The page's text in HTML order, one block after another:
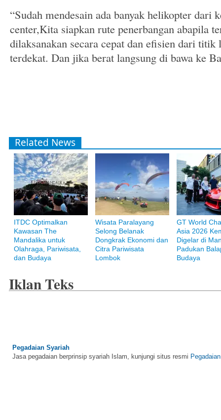
“Sudah mendesain ada banyak helikopter dari
center,Kita siapkan rute penerbangan abapila
dilaksanakan secara cepat dan efisien dari
terdekat. Dan jika berat langsung di bawa ke
Related News
ITDC Optimalkan
Kawasan The
Mandalika untuk
Olahraga, Pariwisata,
dan Budaya
Wisata Paralayang
Selong Belanak
Dongkrak Ekonomi dan
Citra Pariwisata
Lombok
GT World
Asia 2026
Digelar di
Padukan
Budaya
Iklan Teks
Bank Muamalat
Raih ketenangan dengan akses yang luas di Bank Muamalat